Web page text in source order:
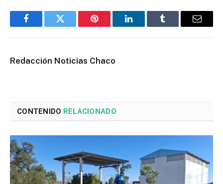
FacebookTwitter Pinterest LinkedInTumblr Email
Redacción Noticias Chaco
CONTENIDO RELACIONADO